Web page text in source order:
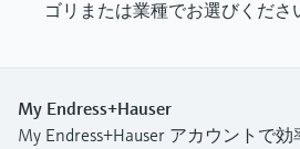
ゴリまたは業種でお選びくださ
My Endress+Hauser
My Endress+Hauser アカウントで